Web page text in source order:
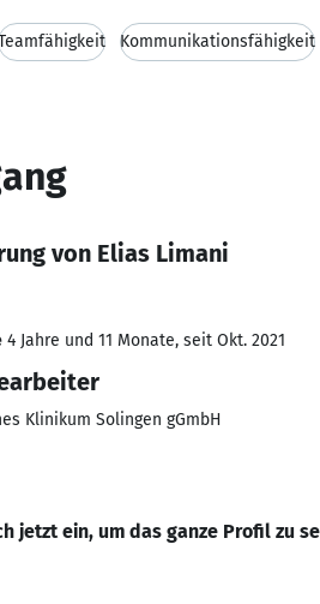
Kommunikationsfähigkeit
von Elias Limani
4 Jahre und 11 Monate, seit Okt. 2021
Klinikum Solingen gGmbH
jetzt ein, um das ganze Profil zu